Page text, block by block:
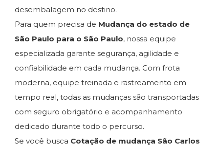
desembalagem no destino.
Para quem precisa de Mudança do estado de
São Paulo para o São Paulo, nossa equipe
especializada garante segurança, agilidade e
confiabilidade em cada mudança. Com frota
moderna, equipe treinada e rastreamento em
tempo real, todas as mudanças são transportadas
com seguro obrigatório e acompanhamento
dedicado durante todo o percurso.
Se você busca Cotação de mudança São Carlos